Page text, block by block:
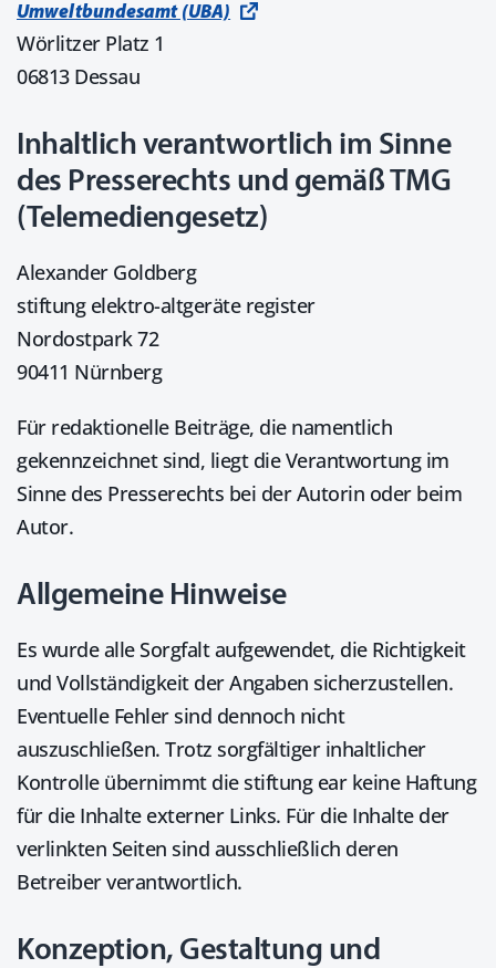
Umweltbundesamt (UBA)
Wörlitzer Platz 1
06813 Dessau
Inhaltlich verantwortlich im Sinne
des Presserechts und gemäß TMG
(Telemediengesetz)
Alexander Goldberg
stiftung elektro-altgeräte register
Nordostpark 72
90411 Nürnberg
Für redaktionelle Beiträge, die namentlich
gekennzeichnet sind, liegt die Verantwortung im
Sinne des Presserechts bei der Autorin oder beim
Autor.
Allgemeine Hinweise
Es wurde alle Sorgfalt aufgewendet, die Richtigkeit
und Vollständigkeit der Angaben sicherzustellen.
Eventuelle Fehler sind dennoch nicht
auszuschließen. Trotz sorgfältiger inhaltlicher
Kontrolle übernimmt die stiftung ear keine Haftung
für die Inhalte externer Links. Für die Inhalte der
verlinkten Seiten sind ausschließlich deren
Betreiber verantwortlich.
Konzeption, Gestaltung und